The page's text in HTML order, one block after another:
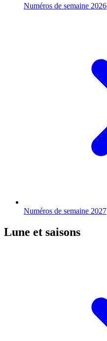
Numéros de semaine 2026
Numéros de semaine 2027
Lune et saisons